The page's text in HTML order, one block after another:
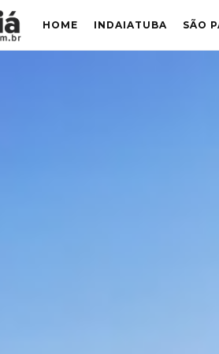
HOME INDAIATUBA SÃO